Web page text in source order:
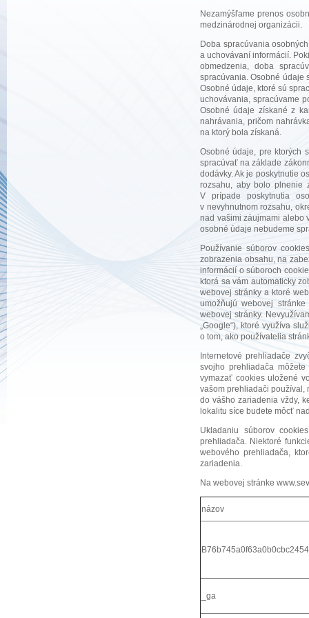
Nezamýšľame prenos
medzinárodnej organizácii.
Doba spracúvania
a uchovávaní informácií.
obmedzenia, doba
spracúvania. Osobné údaje
Osobné údaje, ktoré sú
uchovávania, spracúvame
Osobné údaje získané z
nahrávania, pričom
na ktorý bola získaná.
Osobné údaje, pre ktorých
spracúvať na základe
dodávky. Ak je poskytnutie
rozsahu, aby bolo plnenie
V prípade poskytnutia
v nevyhnutnom rozsahu,
nad vašimi záujmami alebo
osobné údaje nebudeme
Používanie súborov
zobrazenia obsahu, na
informácií o súboroch
ktorá sa vám automaticky
webovej stránky a ktoré
umožňujú webovej
webovej stránky.
„Google“), ktoré využíva
o tom, ako používatelia
Internetové prehliadače
svojho prehliadača
vymazať cookies uložené
vašom prehliadači používal,
do vášho zariadenia vždy,
lokalitu síce budete môcť
Ukladaniu súborov
prehliadača. Niektoré
webového prehliadača,
zariadenia.
Na webovej stránke
názov
_ga